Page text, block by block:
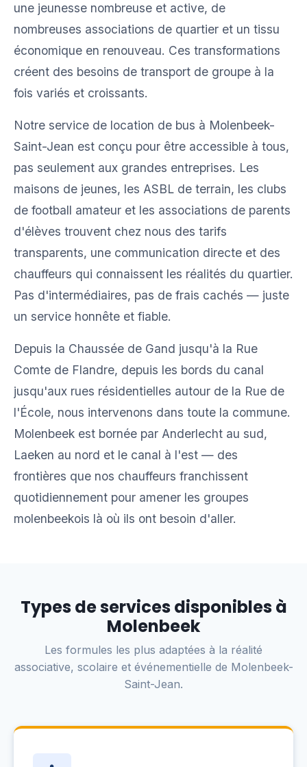
une jeunesse nombreuse et active, de
nombreuses associations de quartier et un tissu
économique en renouveau. Ces transformations
créent des besoins de transport de groupe à la
fois variés et croissants.
Notre service de location de bus à Molenbeek-
Saint-Jean est conçu pour être accessible à tous,
pas seulement aux grandes entreprises. Les
maisons de jeunes, les ASBL de terrain, les clubs
de football amateur et les associations de parents
d'élèves trouvent chez nous des tarifs
transparents, une communication directe et des
chauffeurs qui connaissent les réalités du quartier.
Pas d'intermédiaires, pas de frais cachés — juste
un service honnête et fiable.
Depuis la Chaussée de Gand jusqu'à la Rue
Comte de Flandre, depuis les bords du canal
jusqu'aux rues résidentielles autour de la Rue de
l'École, nous intervenons dans toute la commune.
Molenbeek est bornée par Anderlecht au sud,
Laeken au nord et le canal à l'est — des
frontières que nos chauffeurs franchissent
quotidiennement pour amener les groupes
molenbeekois là où ils ont besoin d'aller.
Types de services disponibles à
Molenbeek
Les formules les plus adaptées à la réalité
associative, scolaire et événementielle de Molenbeek-
Saint-Jean.